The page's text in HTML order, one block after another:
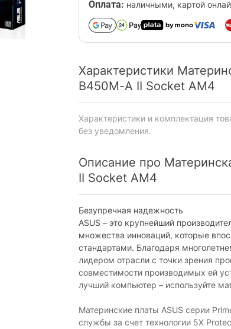
Оплата: наличными, картой
Характеристики
B450M-A II Socket AM4
Характеристики и комплектация
без уведомления.
Описание про
II Socket AM4
Безупречная надежность
ASUS – это крупнейший
множества инноваций, которые
стандартами. Благодаря
лидером отрасли с точки зрения
совместимости производимых ей
лучший компьютер – используйте
Материнские платы ASUS серии
службы за счет технологии 5X